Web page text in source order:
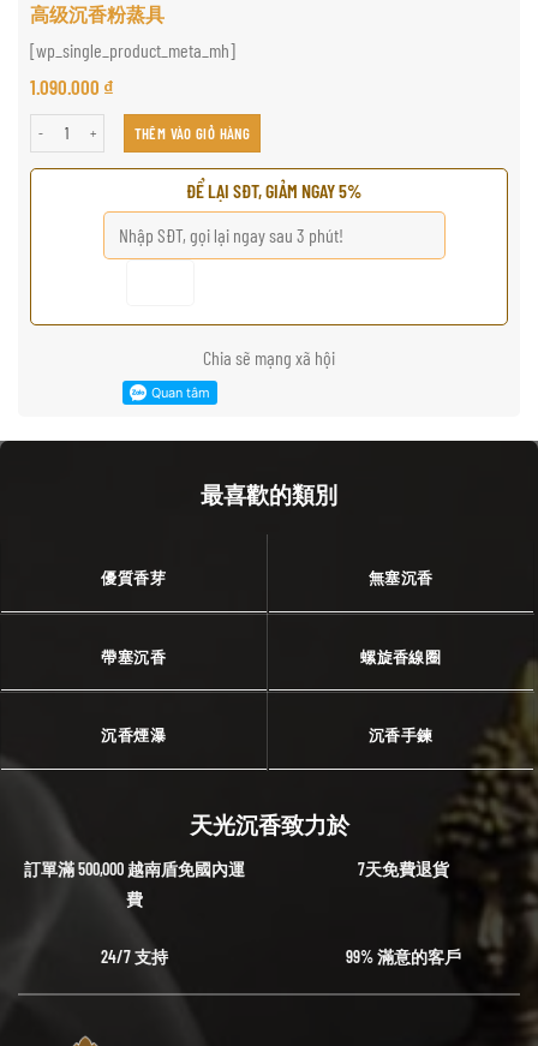
高级沉香粉蒸具
[wp_single_product_meta_mh]
1.090.000 ₫
高级沉香粉蒸具 số lượngTHÊM VÀO GIỎ HÀNG
ĐỂ LẠI SĐT, GIẢM NGAY 5%
Chia sẽ mạng xã hội
最喜歡的類別
優質香芽 無塞沉香
帶塞沉香 螺旋香線圈
沉香煙瀑 沉香手鍊
天光沉香致力於
訂單滿 500,000 越南盾免國內運
費
7天免費退貨
24/7 支持 99% 滿意的客戶